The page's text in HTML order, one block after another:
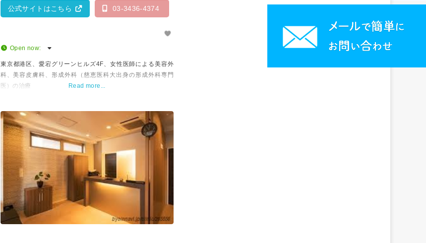
公式サイトはこちら 03-3436-4374
Open now:
東京都港区、愛宕グリーンヒルズ4F、女性医師による美容外
科、美容皮膚科、形成外科（慈恵医科大出身の形成外科専門
医）の治療
Read more...